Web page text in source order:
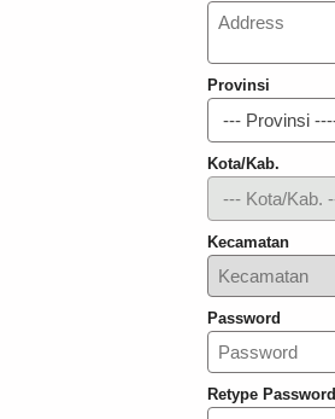
Provinsi
Kota/Kab.
Kecamatan
Password
Retype Password